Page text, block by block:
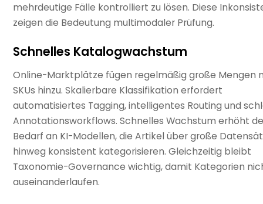
mehrdeutige Fälle kontrolliert zu lösen. Diese
zeigen die Bedeutung multimodaler Prüfung.
Schnelles Katalogwachstum
Online-Marktplätze fügen regelmäßig große Mengen
SKUs hinzu. Skalierbare Klassifikation erfordert
automatisiertes Tagging, intelligentes Routing und
Annotationsworkflows. Schnelles Wachstum erhöht
Bedarf an KI-Modellen, die Artikel über große
hinweg konsistent kategorisieren. Gleichzeitig bleibt
Taxonomie-Governance wichtig, damit Kategorien
auseinanderlaufen.